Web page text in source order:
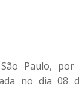
Paulo,
no dia